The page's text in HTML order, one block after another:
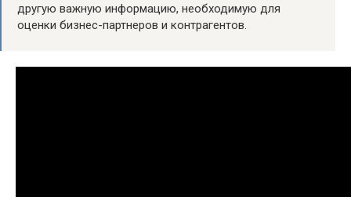
другую важную информацию, необходимую для
оценки бизнес-партнеров и контрагентов.